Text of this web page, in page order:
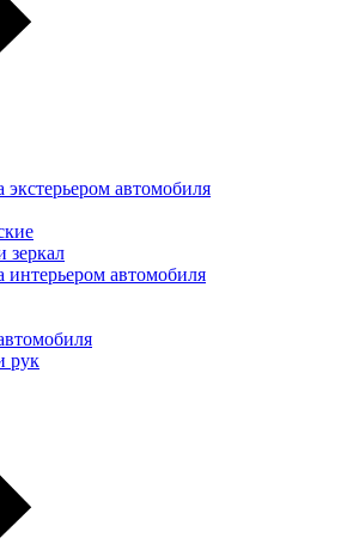
экстерьером автомобиля
зеркал
интерьером автомобиля
рук